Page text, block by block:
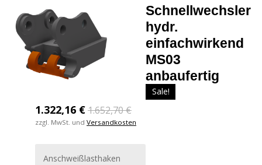
Schnellwechsler
hydr.
einfachwirkend
MS03
anbaufertig
Sale!
1.322,16 €1.652,70 €
zzgl. MwSt. und Versandkosten
Anschweißlasthaken